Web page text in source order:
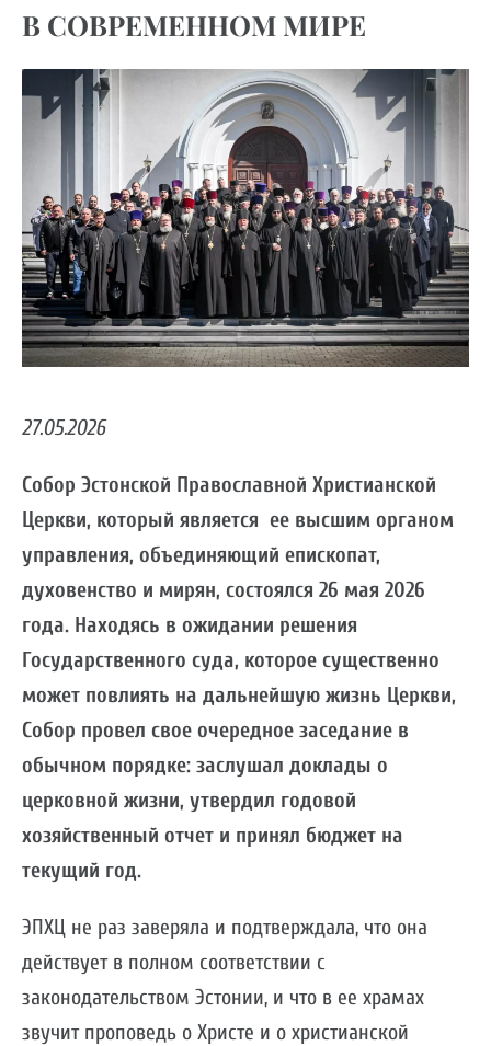
В СОВРЕМЕННОМ МИРЕ
27.05.2026
Собор Эстонской Православной Христианской
Церкви, который является ее высшим органом
управления, объединяющий епископат,
духовенство и мирян, состоялся 26 мая 2026
года. Находясь в ожидании решения
Государственного суда, которое существенно
может повлиять на дальнейшую жизнь Церкви,
Собор провел свое очередное заседание в
обычном порядке: заслушал доклады о
церковной жизни, утвердил годовой
хозяйственный отчет и принял бюджет на
текущий год.
ЭПХЦ не раз заверяла и подтверждала, что она
действует в полном соответствии с
законодательством Эстонии, и что в ее храмах
звучит проповедь о Христе и о христианской